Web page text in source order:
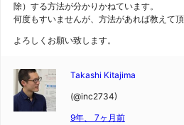
除）する方法が分かりかねています。
何度もすいませんが、方法があれば教えて頂
よろしくお願い致します。
Takashi Kitajima
(@inc2734)
9年、 7ヶ月前